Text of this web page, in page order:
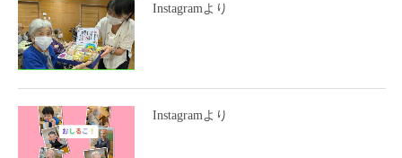
Instagramより
Instagramより